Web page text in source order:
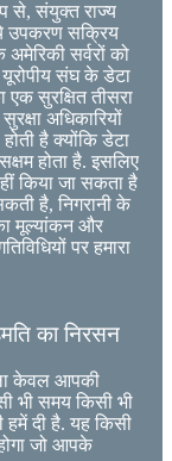
से, संयुक्त राज्य
उपकरण सक्रिय
सर्वरों को
यूरोपीय संघ के डेटा
सुरक्षित तीसरा
अधिकारियों
है क्योंकि डेटा
होता है. इसलिए
किया जा सकता है
है, निगरानी के
मूल्यांकन और
पर हमारा
का निरसन
केवल आपकी
भी समय किसी भी
दी है. यह किसी
जो आपके